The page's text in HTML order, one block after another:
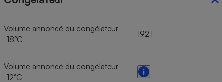
Volume annoncé du congélateur
-18°C
192 l
Volume annoncé du congélateur
-12°C